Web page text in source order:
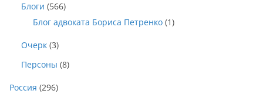
Блоги (566)
Блог адвоката Бориса Петренко (1)
Очерк (3)
Персоны (8)
Россия (296)